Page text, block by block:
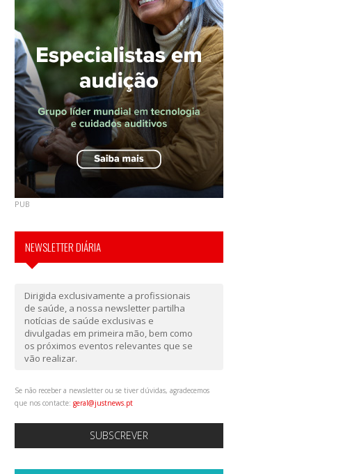
PUB
NEWSLETTER DIÁRIA
Dirigida exclusivamente a profissionais
de saúde, a nossa newsletter partilha
notícias de saúde exclusivas e
divulgadas em primeira mão, bem como
os próximos eventos relevantes que se
vão realizar.
Se não receber a newsletter ou se tiver dúvidas, agradecemos
que nos contacte: geral@justnews.pt
SUBSCREVER